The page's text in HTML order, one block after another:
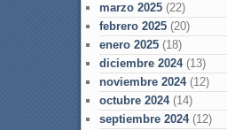
marzo 2025(22)
febrero 2025(20)
enero 2025(18)
diciembre 2024(13)
noviembre 2024(12)
octubre 2024(14)
septiembre 2024(12)